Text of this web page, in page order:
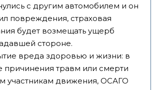
с другим автомобилем и он
повреждения, страховая
будет возмещать ущерб
стороне.
вреда здоровью и жизни: в
причинения травм или смерти
участникам движения, ОСАГО